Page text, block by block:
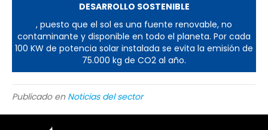
DESARROLLO SOSTENIBLE
, puesto que el sol es una fuente renovable, no
contaminante y disponible en todo el planeta. Por cada
100 KW de potencia solar instalada se evita la emisión de
75.000 kg de CO2 al año.
Publicado en Noticias del sector